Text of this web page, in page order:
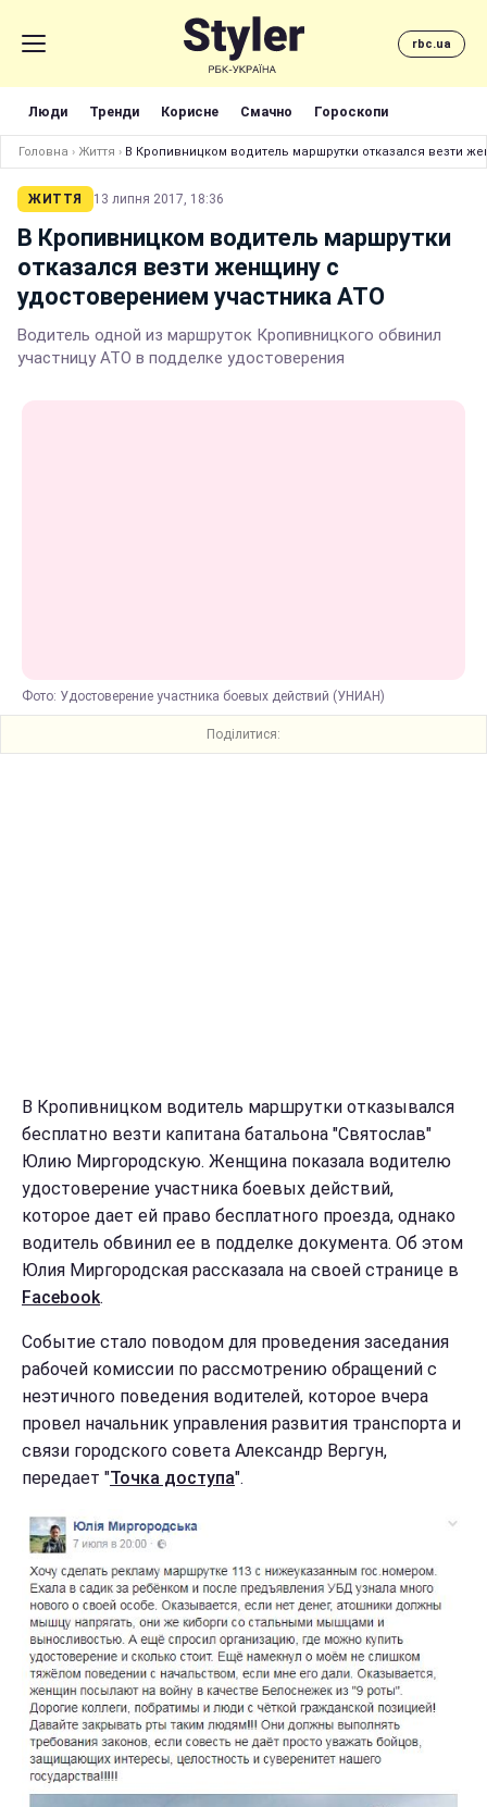
rbc.ua
Люди Тренди Корисне Смачно Гороскопи
Головна › Життя › В Кропивницком водитель маршрутки отказался везти
ЖИТТЯ 13 липня 2017, 18:36
В Кропивницком водитель маршрутки
отказался везти женщину с
удостоверением участника АТО
Водитель одной из маршруток Кропивницкого обвинил
участницу АТО в подделке удостоверения
Фото: Удостоверение участника боевых действий (УНИАН)
Поділитися:
В Кропивницком водитель маршрутки отказывался
бесплатно везти капитана батальона "Святослав"
Юлию Миргородскую. Женщина показала водителю
удостоверение участника боевых действий,
которое дает ей право бесплатного проезда, однако
водитель обвинил ее в подделке документа. Об этом
Юлия Миргородская рассказала на своей странице в
Facebook.
Событие стало поводом для проведения заседания
рабочей комиссии по рассмотрению обращений с
неэтичного поведения водителей, которое вчера
провел начальник управления развития транспорта и
связи городского совета Александр Вергун,
передает "Точка доступа".